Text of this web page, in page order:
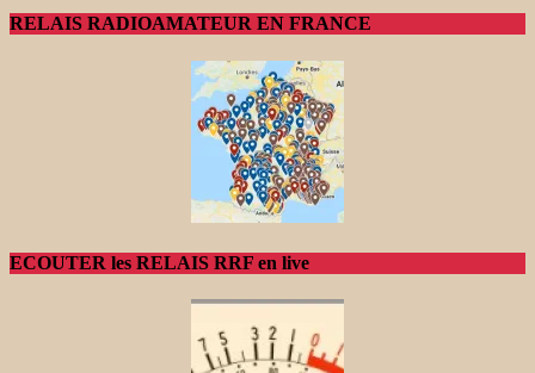
RELAIS RADIOAMATEUR EN FRANCE
ECOUTER les RELAIS RRF en live